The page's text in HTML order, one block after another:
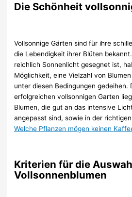
Die Schönheit
Vollsonnige Gärten sind für ihre
die Lebendigkeit ihrer Blüten
reichlich Sonnenlicht gesegnet ist,
Möglichkeit, eine Vielzahl von
unter diesen Bedingungen gedeihen.
erfolgreichen vollsonnigen Garten
Blumen, die gut an das intensive
angepasst sind, sowie in der
Welche Pflanzen mögen keinen
Kriterien für die
Vollsonnenblumen